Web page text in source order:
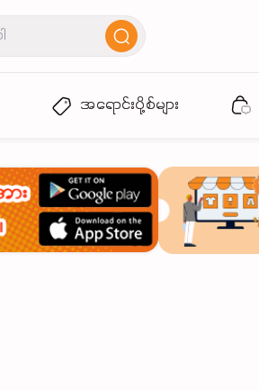
အရောင်းပို့စ်များ